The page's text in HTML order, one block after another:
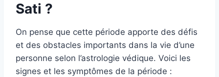
Sati ?
On pense que cette période apporte des défis
et des obstacles importants dans la vie d’une
personne selon l’astrologie védique. Voici les
signes et les symptômes de la période :